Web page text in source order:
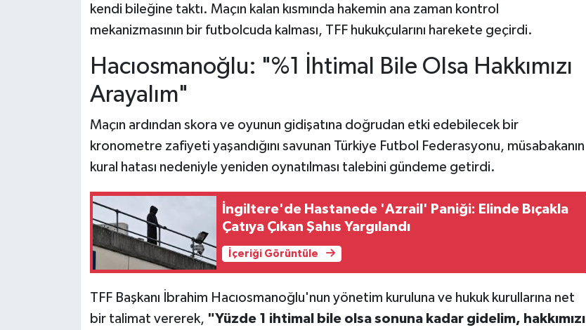
kendi bileğine taktı. Maçın kalan kısmında hakemin ana zaman kontrol
mekanizmasının bir futbolcuda kalması, TFF hukukçularını harekete geçirdi.
Hacıosmanoğlu: "%1 İhtimal Bile Olsa Hakkımızı
Arayalım"
Maçın ardından skora ve oyunun gidişatına doğrudan etki edebilecek bir
kronometre zafiyeti yaşandığını savunan Türkiye Futbol Federasyonu, müsabakanın
kural hatası nedeniyle yeniden oynatılması talebini gündeme getirdi.
İngiltere'de Hastanede 'Azrail' Paniği: Elinde Bıçakla
Çatıya Çıkan Şahıs Yargılandı
İçeriği Görüntüle
TFF Başkanı İbrahim Hacıosmanoğlu'nun yönetim kuruluna ve hukuk kurullarına net
bir talimat vererek, "Yüzde 1 ihtimal bile olsa sonuna kadar gidelim, hakkımızı